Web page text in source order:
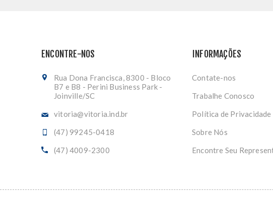
ENCONTRE-NOS
Rua Dona Francisca, 8300 - Bloco
B7 e B8 - Perini Business Park -
Joinville/SC
vitoria@vitoria.ind.br
(47) 99245-0418
(47) 4009-2300
INFORMAÇÕES
Contate-nos
Trabalhe Conosco
Política de Privacidade
Sobre Nós
Encontre Seu